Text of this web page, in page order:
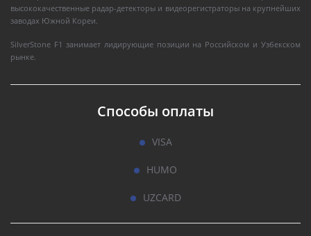
высококачественные радар-детекторы и видеорегистраторы на крупнейших
заводах Южной Кореи.
SilverStone F1 занимает лидирующие позиции на Российском и Узбекском
рынке.
Способы оплаты
VISA
HUMO
UZCARD